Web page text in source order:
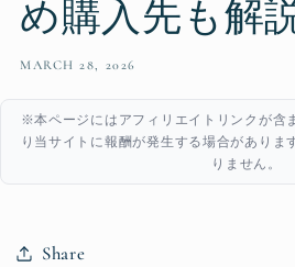
め購入先も解
MARCH 28, 2026
※本ページにはアフィリエイトリンクが含
り当サイトに報酬が発生する場合がありま
りません。
Share